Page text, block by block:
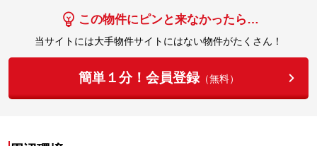
この物件にピンと来なかったら…
当サイトには大手物件サイトにはない物件がたくさん！
簡単１分！会員登録（無料）